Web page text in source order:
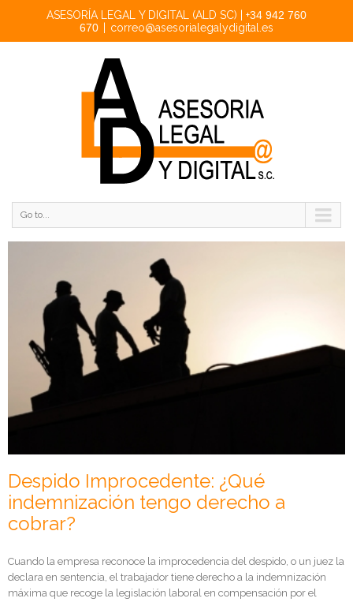
ASESORÍA LEGAL Y DIGITAL (ALD SC) | +34 942 760
670
correo@asesorialegalydigital.es
Go to...
Despido Improcedente: ¿Qué
indemnización tengo derecho a
cobrar?
Cuando la empresa reconoce la improcedencia del despido, o un juez la
declara en sentencia, el trabajador tiene derecho a la indemnización
máxima que recoge la legislación laboral en compensación por el